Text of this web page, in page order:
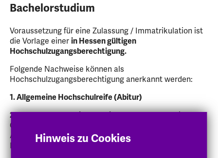
Bachelorstudium
Voraussetzung für eine Zulassung / Immatrikulation ist
die Vorlage einer in Hessen gültigen
Hochschulzugangsberechtigung.
Folgende Nachweise können als
Hochschulzugangsberechtigung anerkannt werden:
1. Allgemeine Hochschulreife (Abitur)
2. Fachhochschulreifezeugnis,ausgestellt von einem
Gymnasium nach Absolvierung der Praxiszeit im
Anschluss an den Schulischen Teil der
Fachhochschulreife
Hinweis zu Cookies